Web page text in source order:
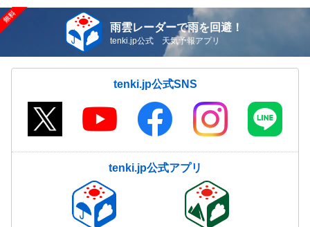
雨雲レーダーで雨を回避！
tenki.jp公式 天気予報アプリ
tenki.jp公式SNS
tenki.jp公式アプリ